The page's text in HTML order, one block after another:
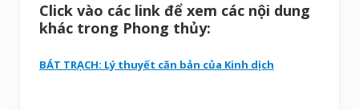
Click vào các link để xem các nội dung
khác trong Phong thủy:
BÁT TRẠCH: Lý thuyết căn bản của Kinh dịch